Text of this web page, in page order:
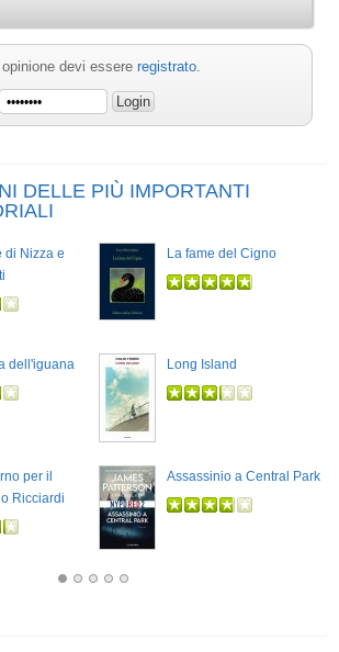
devi essere registrato.
DELLE PIÙ IMPORTANTI
di Nizza e
La fame del Cigno
dell'iguana Long Island
per il
Ricciardi
Assassinio a Central Park